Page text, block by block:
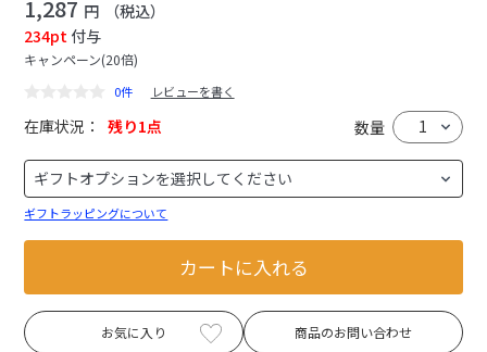
1,287 円
（税込）
234pt 付与
キャンペーン(20倍)
0件 レビューを書く
在庫状況： 残り1点 数量
ギフトラッピングについて
カートに入れる
お気に入り 商品のお問い合わせ